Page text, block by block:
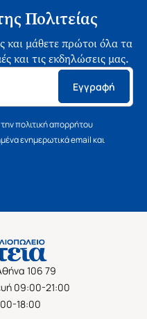
Πολιτείας
μάθετε πρώτοι όλα τα
και τις εκδηλώσεις μας.
Εγγραφή
πολιτική απορρήτου
ενημερωτικά email και
106 79
09:00-21:00
18:00